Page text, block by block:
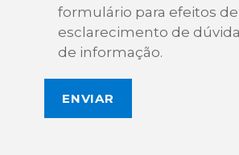
formulário para efeitos de
esclarecimento de
de informação.